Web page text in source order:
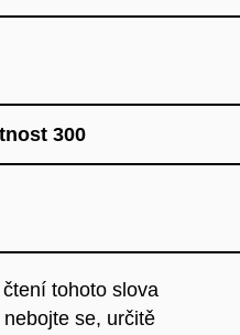
300
tohoto slova
se, určitě